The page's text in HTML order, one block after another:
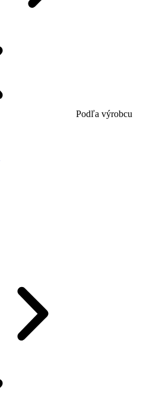
Podľa výrobcu